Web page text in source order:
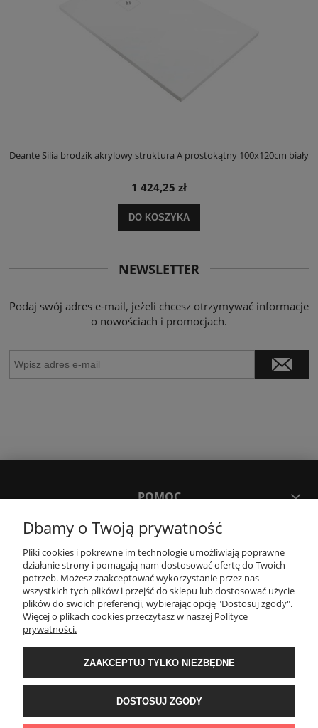
Deante Silia brodzik akrylowy struktura A prostokątny 100x120cm biały
1 424,25 zł
DO KOSZYKA
NEWSLETTER
Podaj swój adres e-mail, jeżeli chcesz otrzymywać informacje
o nowościach i promocjach.
POMOC
MOJE KONTO
PŁATNOŚCI I DOSTAWA
Wyposażenie łazienek Łazienki.eco | Pawła 23, 41-708 Ruda Śląska | E-mail:
sklep@lazienki.eco | Tel.: 600 012 164 lub 600 012 159 | TGS Przemysław
Stoń | NIP: 6312213594 | REGON: 276403698
Dbamy o Twoją prywatność
Pliki cookies i pokrewne im technologie umożliwiają poprawne
działanie strony i pomagają nam dostosować ofertę do Twoich
potrzeb. Możesz zaakceptować wykorzystanie przez nas
wszystkich tych plików i przejść do sklepu lub dostosować użycie
plików do swoich preferencji, wybierając opcję "Dostosuj zgody".
Więcej o plikach cookies przeczytasz w naszej Polityce
prywatności.
ZAAKCEPTUJ TYLKO NIEZBĘDNE
DOSTOSUJ ZGODY